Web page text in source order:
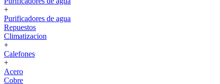
+
Purificadores de agua
Repuestos
Climatizacion
+
Calefones
+
Acero
Cobre